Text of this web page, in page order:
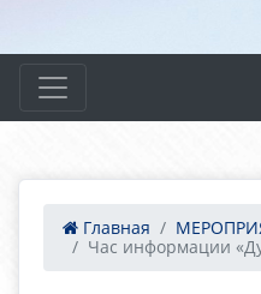
Главная
Час информации